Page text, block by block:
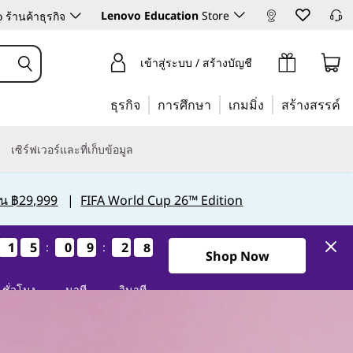
ร้านค้าธุรกิจ Lenovo Education Store
เข้าสู่ระบบ / สร้างบัญชี
ธุรกิจ การศึกษา เกมมิ่ง สร้างสรรค์
เซิร์ฟเวอร์และที่เก็บข้อมูล
฿29,999 | FIFA World Cup 26™ Edition
1
1
1
1 5
5
5
5
ชั่วโมง
: 0
0
0
0 9
9
9
9
นาที
: 2
2
2
2 7
6
7
6
วินาที
Shop Now